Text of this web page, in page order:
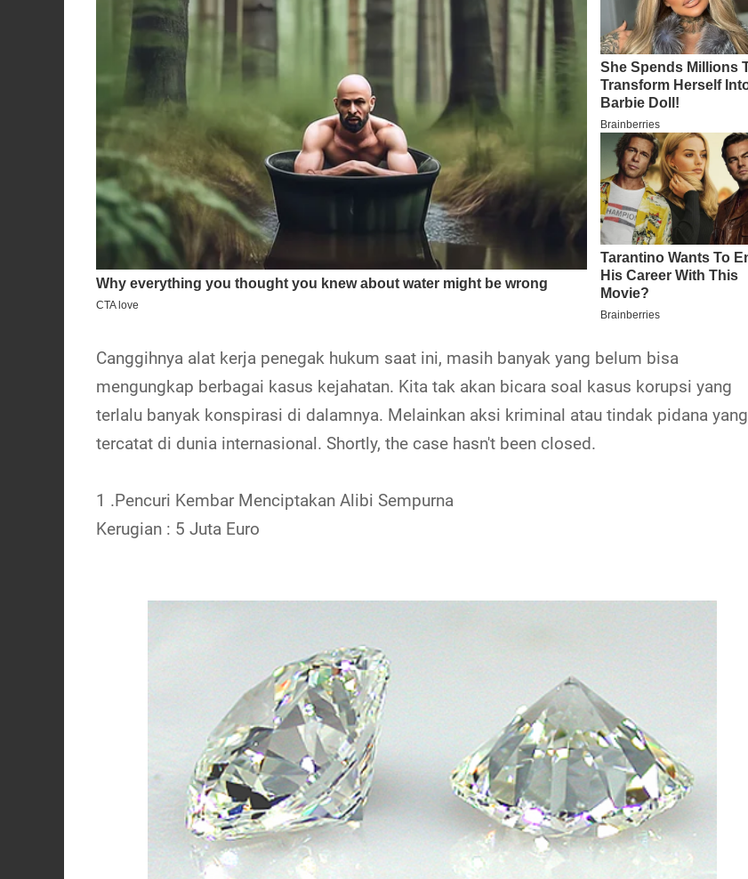
Canggihnya alat kerja penegak hukum saat ini, masih banyak yang belum bisa
mengungkap berbagai kasus kejahatan. Kita tak akan bicara soal kasus korupsi yang
terlalu banyak konspirasi di dalamnya. Melainkan aksi kriminal atau tindak pidana yang
tercatat di dunia internasional. Shortly, the case hasn't been closed.
1 .Pencuri Kembar Menciptakan Alibi Sempurna
Kerugian : 5 Juta Euro